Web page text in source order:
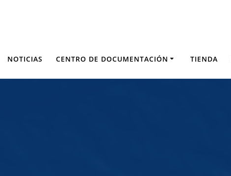
NOTICIAS CENTRO DE DOCUMENTACIÓN TIENDA